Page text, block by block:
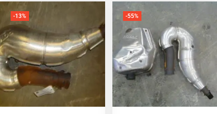
-13% -55%